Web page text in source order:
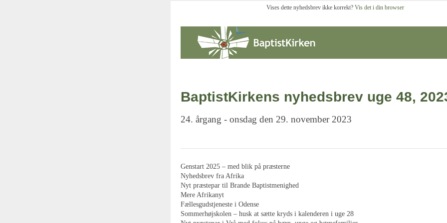
Vises dette nyhedsbrev ikke korrekt? Vis det i din browser
BaptistKirkens nyhedsbrev uge 48,
24. årgang - onsdag den 29. november 2023
Genstart 2025 – med blik på præsterne
Nyhedsbrev fra Afrika
Nyt præstepar til Brande Baptistmenighed
Mere Afrikanyt
Fællesgudstjeneste i Odense
Sommerhøjskolen – husk at sætte kryds i kalenderen i uge 28